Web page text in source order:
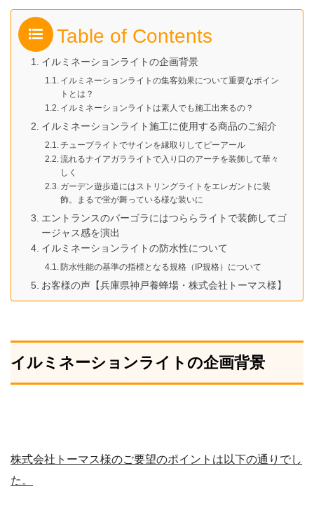
Table of Contents
イルミネーションライトの企画背景
イルミネーションライトの集客効果について重要なポイン
トとは？
イルミネーションライトは素人でも施工出来るの？
イルミネーションライト施工に使用する商品のご紹介
チューブライトでサインを縁取りしてピーアール
流れるナイアガラライトで入り口のアーチを装飾して華々
しく
ガーデン遊歩道にはストリングライトをエレガントに装
飾。まるで蛍が舞っている様な装いに
エントランスのバーゴラにはつららライトで装飾してゴ
ージャス感を演出
イルミネーションライトの防水性について
防水性能の基準の指標となる規格（IP規格）について
お客様の声【兵庫県神戸養蜂場・株式会社トーマス様】
イルミネーションライトの企画背景
株式会社トーマス様のご要望のポイントは以下の通りでし
た。